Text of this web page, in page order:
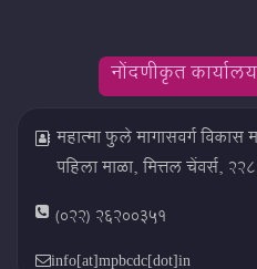
नोंदणीकृत कार्यालय
महात्मा फुले मागासवर्ग विकास
पहिला माळा, मित्तल चेंबर्स,
(022) 26200351
info[at]mpbcdc[dot]in